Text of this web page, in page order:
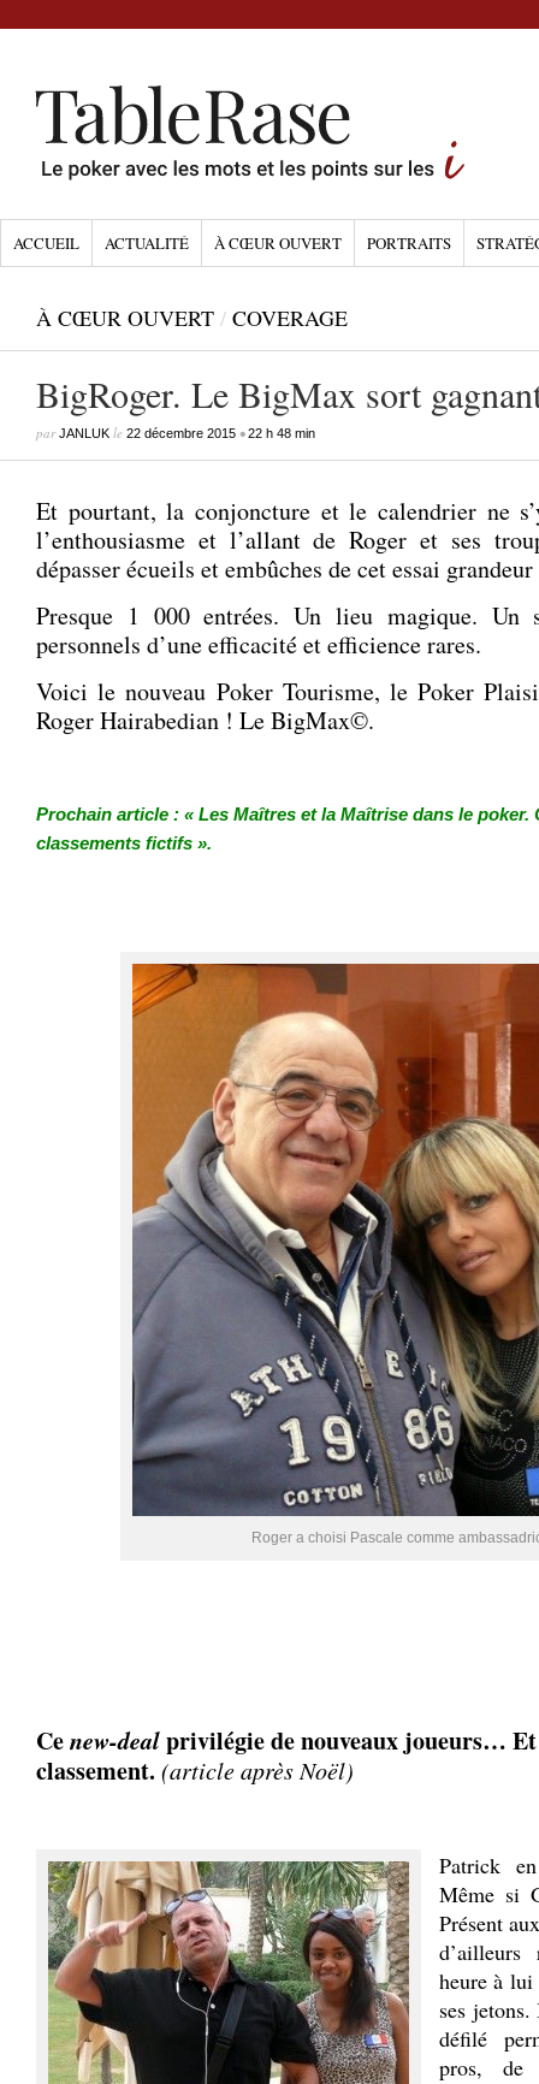
ACCUEIL ACTUALITÉ À CŒUR OUVERT PORTRAITS
À CŒUR OUVERT / COVERAGE
BigRoger. Le BigMax sort
parJANLUK le 22 décembre 2015 •22 h 48 min
Et pourtant, la conjoncture et le calendrier ne
l’enthousiasme et l’allant de Roger et ses
dépasser écueils et embûches de cet essai
Presque 1 000 entrées. Un lieu magique. Un
personnels d’une efficacité et efficience rares.
Voici le nouveau Poker Tourisme, le Poker
Roger Hairabedian ! Le BigMax©.
Prochain article : « Les Maîtres et la Maîtrise dans le poker.
classements fictifs ».
Roger a choisi Pascale comme
Cenew-dealprivilégie de nouveaux joueurs… Et
classement. (article après Noël)
Patrick
Même si
Présent
heure à
ses
défilé
pros, de